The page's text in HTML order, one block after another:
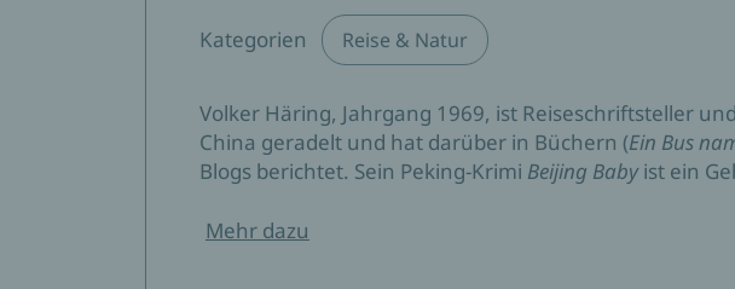
Kategorien Reise & Natur
Volker Häring, Jahrgang 1969, ist Reiseschriftsteller
China geradelt und hat darüber in Büchern (Ein Bus
Blogs berichtet. Sein Peking-Krimi Beijing Babyist ein
Mehr dazu